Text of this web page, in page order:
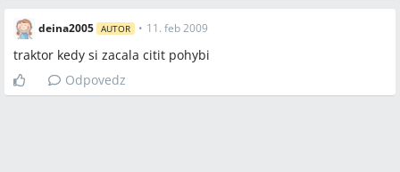
deina2005 AUTOR • 11. feb 2009
traktor kedy si zacala citit pohybi
Odpovedz